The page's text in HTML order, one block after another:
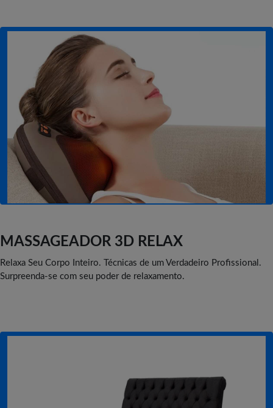
MASSAGEADOR 3D RELAX
Relaxa Seu Corpo Inteiro. Técnicas de um Verdadeiro Profissional.
Surpreenda-se com seu poder de relaxamento.